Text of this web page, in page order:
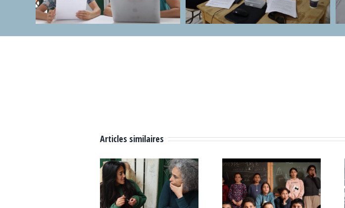
Articles similaires
photographie
alternative,
Dans les
coulisses de
l’œuvre de